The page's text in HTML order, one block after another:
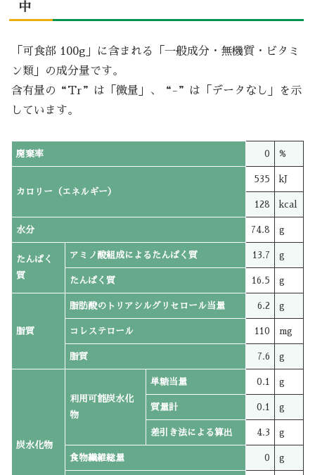
中
「可食部 100g」に含まれる「一般成分・無機質・ビタミ
ン類」の成分量です。
含有量の“Tr”は「微量」、“-”は「データなし」を示
しています。
廃棄率 0 %
カロリー（エネルギー）
535 kJ
128 kcal
水分 74.8 g
たんぱく
質
アミノ酸組成によるたんぱく質 13.7 g
たんぱく質 16.5 g
脂質
脂肪酸のトリアシルグリセロール当量 6.2 g
コレステロール 110 mg
脂質 7.6 g
炭水化物
利用可能炭水化
物
単糖当量 0.1 g
質量計 0.1 g
差引き法による算出 4.3 g
食物繊維総量 0 g